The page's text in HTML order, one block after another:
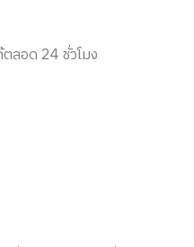
ลอด 24 ชั่วโมง